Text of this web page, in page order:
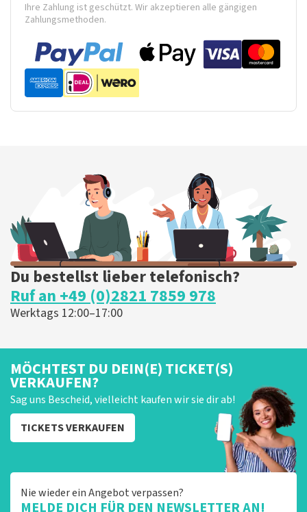
Ihre Zahlung ist geschützt. Wir akzeptieren alle gängigen
Zahlungsmethoden.
Du bestellst lieber telefonisch?
Ruf an +49 (0)2821 7859 978
Werktags 12:00–17:00
MÖCHTEST DU DEIN(E) TICKET(S)
VERKAUFEN?
Sag uns Bescheid, vielleicht kaufen wir sie dir ab!
TICKETS VERKAUFEN
Nie wieder ein Angebot verpassen?
MELDE DICH FÜR DEN NEWSLETTER AN!